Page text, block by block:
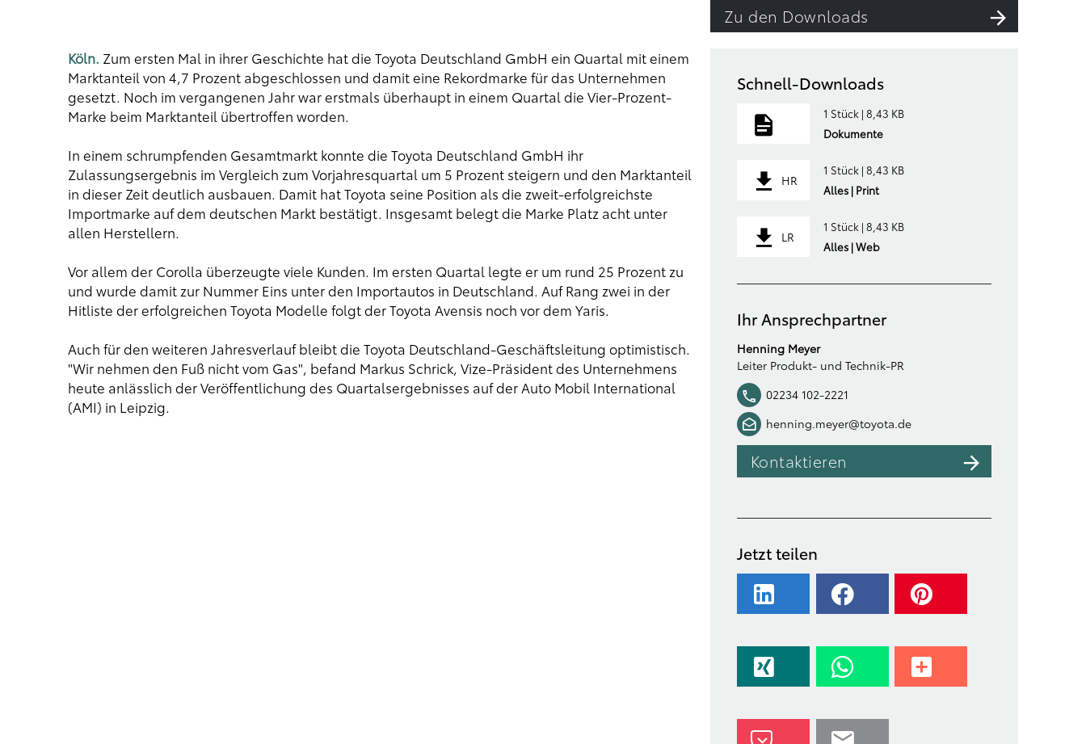
Zu den Downloads
Köln. Zum ersten Mal in ihrer Geschichte hat die Toyota Deutschland GmbH ein Quartal mit einem
Marktanteil von 4,7 Prozent abgeschlossen und damit eine Rekordmarke für das Unternehmen
gesetzt. Noch im vergangenen Jahr war erstmals überhaupt in einem Quartal die Vier-Prozent-
Marke beim Marktanteil übertroffen worden.
In einem schrumpfenden Gesamtmarkt konnte die Toyota Deutschland GmbH ihr
Zulassungsergebnis im Vergleich zum Vorjahresquartal um 5 Prozent steigern und den Marktanteil
in dieser Zeit deutlich ausbauen. Damit hat Toyota seine Position als die zweit-erfolgreichste
Importmarke auf dem deutschen Markt bestätigt. Insgesamt belegt die Marke Platz acht unter
allen Herstellern.
Vor allem der Corolla überzeugte viele Kunden. Im ersten Quartal legte er um rund 25 Prozent zu
und wurde damit zur Nummer Eins unter den Importautos in Deutschland. Auf Rang zwei in der
Hitliste der erfolgreichen Toyota Modelle folgt der Toyota Avensis noch vor dem Yaris.
Auch für den weiteren Jahresverlauf bleibt die Toyota Deutschland-Geschäftsleitung optimistisch.
"Wir nehmen den Fuß nicht vom Gas", befand Markus Schrick, Vize-Präsident des Unternehmens
heute anlässlich der Veröffentlichung des Quartalsergebnisses auf der Auto Mobil International
(AMI) in Leipzig.
Schnell-Downloads
1 Stück | 8,43 KB
Dokumente
HR
1 Stück | 8,43 KB
Alles | Print
LR
1 Stück | 8,43 KB
Alles | Web
Ihr Ansprechpartner
Henning Meyer
Leiter Produkt- und Technik-PR
02234 102-2221
henning.meyer@toyota.de
Kontaktieren
Jetzt teilen